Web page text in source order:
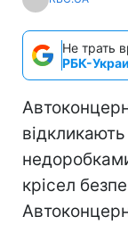
Не трать
РБК-
крісел